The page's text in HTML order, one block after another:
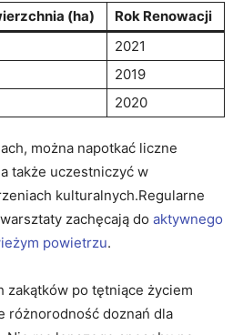
(ha)
Rok Renowacji
2021
2019
2020
można napotkać liczne
także uczestniczyć w
⁣kulturalnych.Regularne
zachęcają do aktywnego
powietrzu.
zakątków po tętniące życiem
różnorodność doznań dla